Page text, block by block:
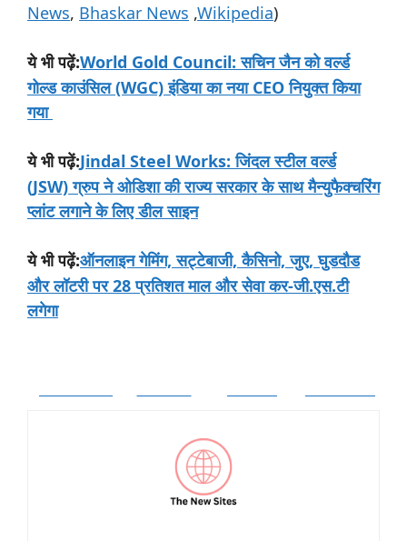
News, Bhaskar News ,Wikipedia)
ये भी पढ़ें:World Gold Council: सचिन जैन को वर्ल्ड
गोल्ड काउंसिल (WGC) इंडिया का नया CEO नियुक्त किया
गया
ये भी पढ़ें:Jindal Steel Works: जिंदल स्टील वर्ल्ड
(JSW) ग्रुप ने ओडिशा की राज्य सरकार के साथ मैन्युफैक्चरिंग
प्लांट लगाने के लिए डील साइन
ये भी पढ़ें:ऑनलाइन गेमिंग, सट्टेबाजी, कैसिनो, जुए, घुडदौड
और लॉटरी पर 28 प्रतिशत माल और सेवा कर-जी.एस.टी
लगेगा